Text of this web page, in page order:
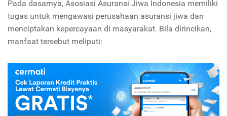
Pada dasarnya, Asosiasi Asuransi Jiwa Indonesia memiliki
tugas untuk mengawasi perusahaan asuransi jiwa dan
menciptakan kepercayaan di masyarakat. Bila dirincikan,
manfaat tersebut meliputi: